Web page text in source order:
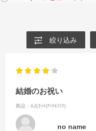
絞り込み
結婚のお祝い
商品：4点ｾｯﾄ(ｱﾝﾅｴﾐﾘｱ)
no name